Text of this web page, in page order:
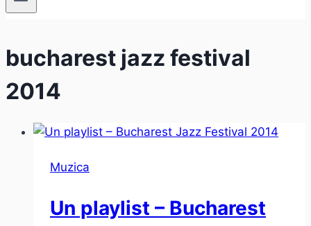
bucharest jazz festival
2014
Muzica
Un playlist – Bucharest